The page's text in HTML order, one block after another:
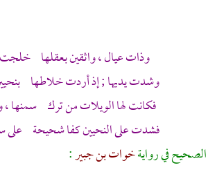
وذات عيال ، واثقين بعقلها
وشدت يديها ; إذ أردت خلاطها
فكانت لها الويلات من ترك سمنها ،
فشدت على النحيين كفا شحيحة على
الصحيح في روايةخوات بن جبير: